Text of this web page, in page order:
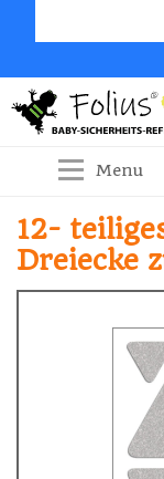
Menu
12-
Dreiecke